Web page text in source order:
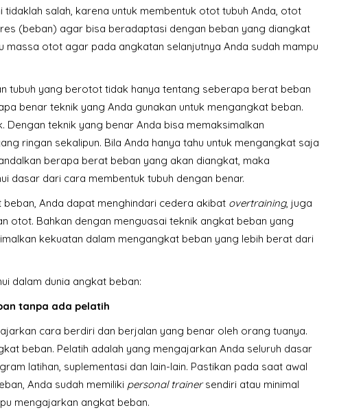
tidaklah salah, karena untuk membentuk otot tubuh Anda, otot
(beban) agar bisa beradaptasi dengan beban yang diangkat
massa otot agar pada angkatan selanjutnya Anda sudah mampu
tubuh yang berotot tidak hanya tentang seberapa berat beban
benar teknik yang Anda gunakan untuk mengangkat beban.
Dengan teknik yang benar Anda bisa memaksimalkan
ringan sekalipun. Bila Anda hanya tahu untuk mengangkat saja
berapa berat beban yang akan diangkat, maka
dasar dari cara membentuk tubuh dengan benar.
Anda dapat menghindari cedera akibat overtraining, juga
otot. Bahkan dengan menguasai teknik angkat beban yang
kekuatan dalam mengangkat beban yang lebih berat dari
dalam dunia angkat beban:
tanpa ada pelatih
cara berdiri dan berjalan yang benar oleh orang tuanya.
beban. Pelatih adalah yang mengajarkan Anda seluruh dasar
latihan, suplementasi dan lain-lain. Pastikan pada saat awal
Anda sudah memiliki personal trainersendiri atau minimal
mengajarkan angkat beban.